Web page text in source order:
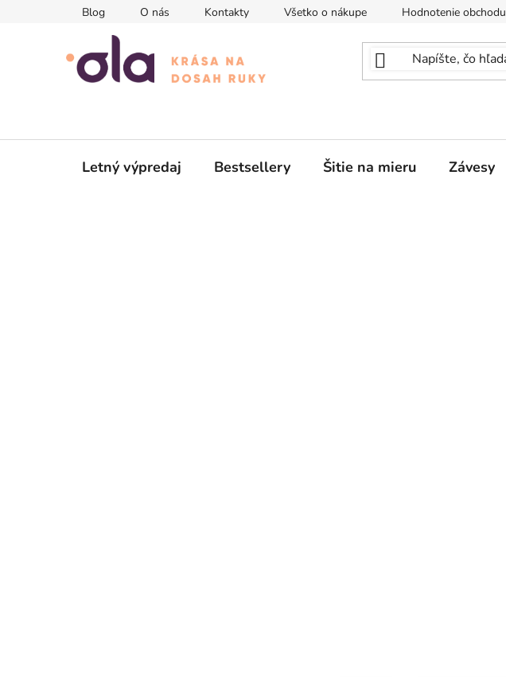
Blog O nás Kontakty Všetko o nákupe Hodnotenie obchodu
Letný výpredaj Bestsellery Šitie na mieru Závesy